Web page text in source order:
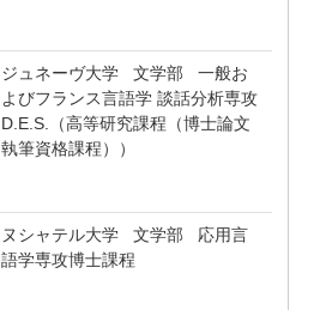
ジュネーヴ大学 文学部 一般お
よびフランス言語学 談話分析専攻
D.E.S.（高等研究課程（博士論文
執筆資格課程））
ヌシャテル大学 文学部 応用言
語学専攻博士課程